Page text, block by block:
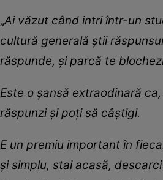
„Ai văzut când intri într-un
cultură generală știi
răspunde, și parcă te
Este o șansă extraodinară
răspunzi și poți să câștigi.
E un premiu important în
și simplu, stai acasă,